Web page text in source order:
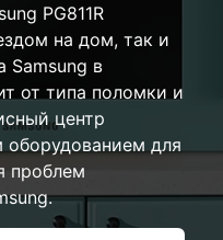
PG811R
на дом, так и
Samsung в
от типа поломки и
центр
оборудованием для
проблем